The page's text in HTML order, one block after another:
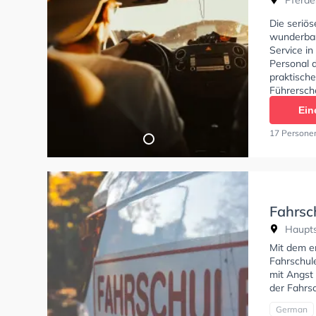
Die
Service
Personal
17
Mit dem
mit Angst
der
German